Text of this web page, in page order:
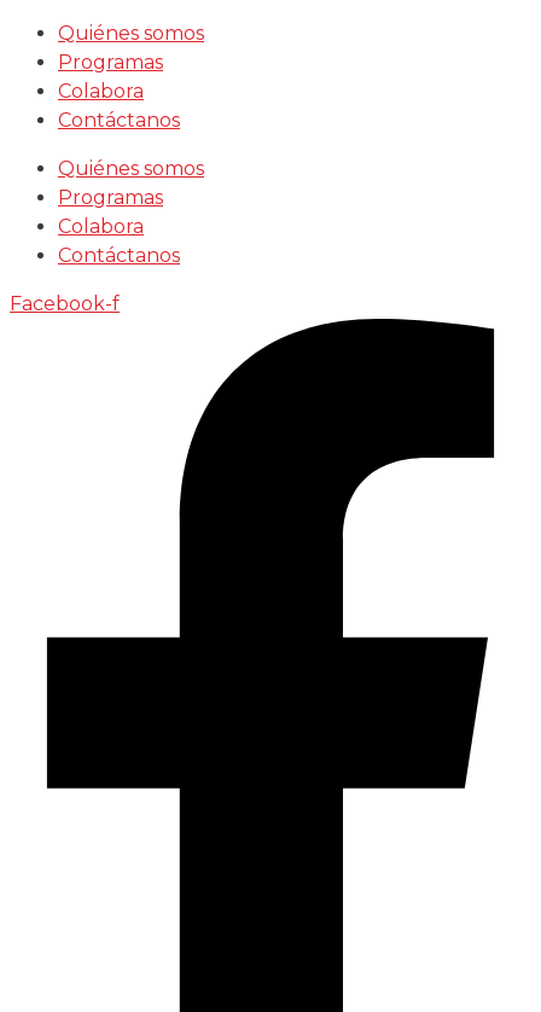
Saltar
contenido
Quiénes somos
Programas
Colabora
Contáctanos
Quiénes somos
Programas
Colabora
Contáctanos
Facebook-f